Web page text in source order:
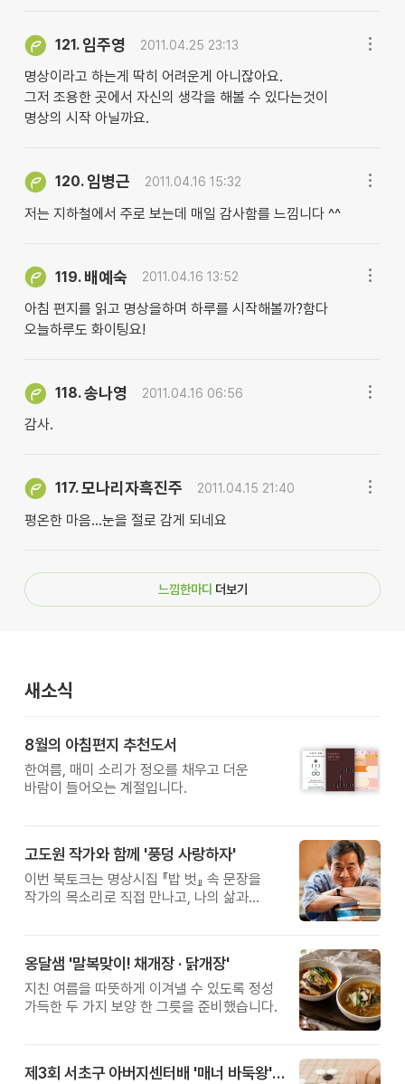
121. 임주영 2011.04.25 23:13
명상이라고 하는게 딱히 어려운게 아니잖아요.
그저 조용한 곳에서 자신의 생각을 해볼 수 있다는것이
명상의 시작 아닐까요.
120. 임병근 2011.04.16 15:32
저는 지하철에서 주로 보는데 매일 감사함를 느낌니다 ^^
119. 배예숙 2011.04.16 13:52
아침 편지를 읽고 명상을하며 하루를 시작해볼까?함다
오늘하루도 화이팅요!
118.송나영 2011.04.16 06:56
감사.
117.모나리자흑진주 2011.04.15 21:40
평온한 마음...눈을 절로 감게 되네요
느낌한마디 더보기
새소식
8월의 아침편지 추천도서
한여름, 매미 소리가 정오를 채우고 더운
바람이 들어오는 계절입니다.
고도원 작가와 함께 '풍덩 사랑하자'
이번 북토크는 명상시집 『밥 벗』 속 문장을
작가의 목소리로 직접 만나고, 나의 삶과
옹달샘 '말복맞이! 채개장 · 닭개장'
지친 여름을 따뜻하게 이겨낼 수 있도록 정성
가득한 두 가지 보양 한 그릇을 준비했습니다.
제3회 서초구 아버지센터배 '매너 바둑왕' 대회